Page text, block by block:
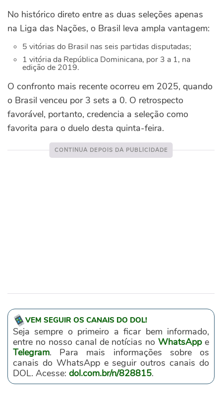
No histórico direto entre as duas seleções apenas
na Liga das Nações, o Brasil leva ampla vantagem:
5 vitórias do Brasil nas seis partidas disputadas;
1 vitória da República Dominicana, por 3 a 1, na
edição de 2019.
O confronto mais recente ocorreu em 2025, quando
o Brasil venceu por 3 sets a 0. O retrospecto
favorável, portanto, credencia a seleção como
favorita para o duelo desta quinta-feira.
VEM SEGUIR OS CANAIS DO DOL!
Seja sempre o primeiro a ficar bem informado,
entre no nosso canal de notícias noWhatsAppe
Telegram. Para mais informações sobre os
canais do WhatsApp e seguir outros canais do
DOL. Acesse: dol.com.br/n/828815.